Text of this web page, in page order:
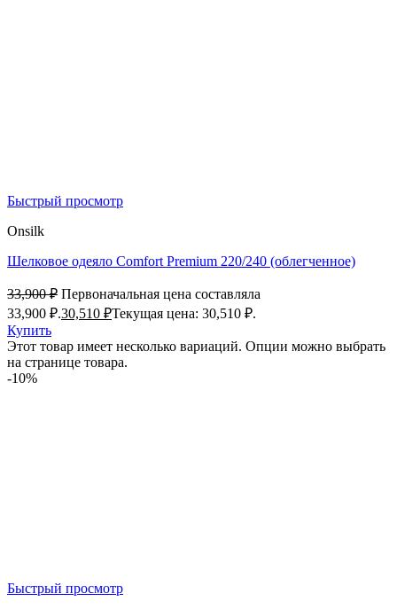
Быстрый просмотр
Onsilk
Шелковое одеяло Comfort Premium 220/240 (облегченное)
33,900₽ Первоначальная цена составляла
33,900 ₽.30,510 ₽Текущая цена: 30,510 ₽.
Купить
Этот товар имеет несколько вариаций. Опции можно выбрать
на странице товара.
-10%
Быстрый просмотр